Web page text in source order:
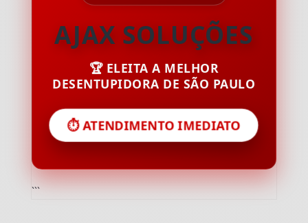
AJAX SOLUÇÕES
🏆 ELEITA A MELHOR
DESENTUPIDORA DE SÃO PAULO
⏱️ ATENDIMENTO IMEDIATO
```